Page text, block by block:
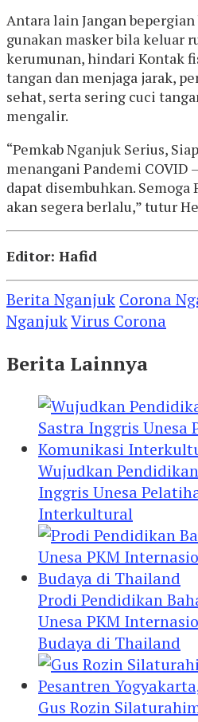
Antara lain Jangan
gunakan masker bila keluar
kerumunan, hindari Kontak
tangan dan menjaga jarak,
sehat, serta sering cuci
mengalir.
“Pemkab Nganjuk Serius,
menangani Pandemi COVID
dapat disembuhkan. Semoga
akan segera berlalu,” tutur
Editor: Hafid
Berita Nganjuk Corona
NganjukVirus Corona
Berita Lainnya
Wujudkan
Inggris Unesa
Interkultural
Prodi Pendidikan
Unesa PKM
Budaya di Thailand
Gus Rozin